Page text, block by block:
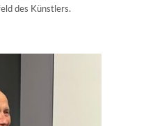
des Künstlers.